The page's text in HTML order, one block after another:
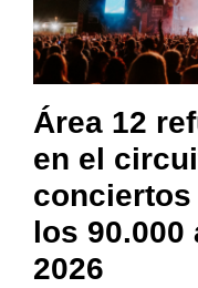
Área 12
en el
los 90.000
2026